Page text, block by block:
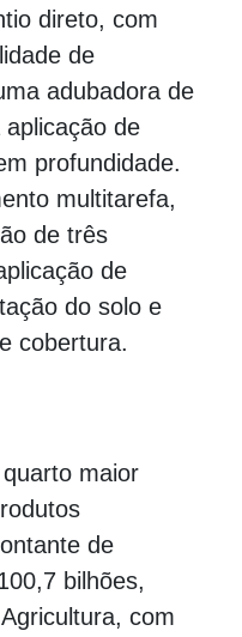
direto, com
de
adubadora de
de
profundidade.
multitarefa,
de três
de
do solo e
cobertura.
maior
de
bilhões,
com